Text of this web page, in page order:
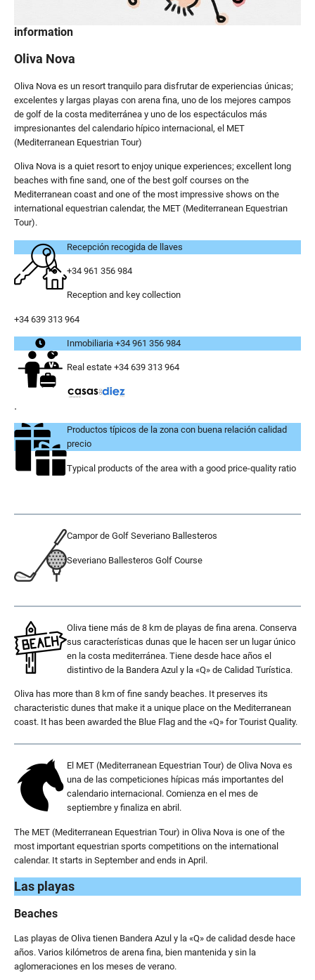
information
Oliva Nova
Oliva Nova es un resort tranquilo para disfrutar de experiencias únicas;
excelentes y largas playas con arena fina, uno de los mejores campos
de golf de la costa mediterránea y uno de los espectáculos más
impresionantes del calendario hípico internacional, el MET
(Mediterranean Equestrian Tour)
Oliva Nova is a quiet resort to enjoy unique experiences; excellent long
beaches with fine sand, one of the best golf courses on the
Mediterranean coast and one of the most impressive shows on the
international equestrian calendar, the MET (Mediterranean Equestrian
Tour).
Recepción recogida de llaves
+34 961 356 984
Reception and key collection
+34 639 313 964
Inmobiliaria +34 961 356 984
Real estate +34 639 313 964
.
Productos típicos de la zona con buena relación calidad
precio
Typical products of the area with a good price-quality ratio
Campor de Golf Severiano Ballesteros
Severiano Ballesteros Golf Course
Oliva tiene más de 8 km de playas de fina arena. Conserva
sus características dunas que le hacen ser un lugar único
en la costa mediterránea. Tiene desde hace años el
distintivo de la Bandera Azul y la «Q» de Calidad Turística.
Oliva has more than 8 km of fine sandy beaches. It preserves its
characteristic dunes that make it a unique place on the Mediterranean
coast. It has been awarded the Blue Flag and the «Q» for Tourist Quality.
El MET (Mediterranean Equestrian Tour) de Oliva Nova es
una de las competiciones hípicas más importantes del
calendario internacional. Comienza en el mes de
septiembre y finaliza en abril.
The MET (Mediterranean Equestrian Tour) in Oliva Nova is one of the
most important equestrian sports competitions on the international
calendar. It starts in September and ends in April.
Las playas
Beaches
Las playas de Oliva tienen Bandera Azul y la «Q» de calidad desde hace
años. Varios kilómetros de arena fina, bien mantenida y sin la
aglomeraciones en los meses de verano.